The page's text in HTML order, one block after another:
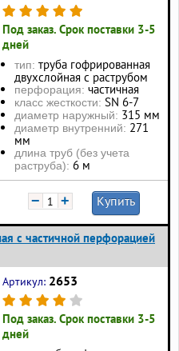
Под заказ. Срок поставки 3-5
дней
тип: труба гофрированная
двухслойная с раструбом
перфорация: частичная
класс жесткости: SN 6-7
диаметр наружный: 315 мм
диаметр внутренний: 271
мм
длина труб (без учета
раструба): 6 м
− + Купить
с частичной перфорацией
Артикул: 2653
Под заказ. Срок поставки 3-5
дней